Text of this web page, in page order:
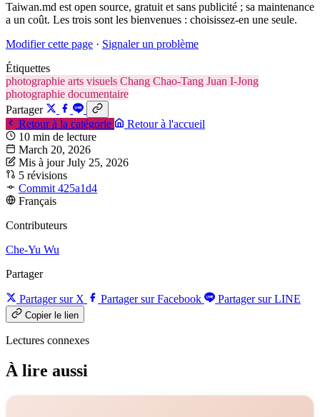
Taiwan.md est open source, gratuit et sans publicité ; sa maintenance
a un coût. Les trois sont les bienvenues : choisissez-en une seule.
Modifier cette page · Signaler un problème
Étiquettes
photographie arts visuels Chang Chao-Tang Juan I-Jong
photographie documentaire
Partager
Retour à la catégorie
Retour à l'accueil
10 min de lecture
March 20, 2026
Mis à jour July 25, 2026
5 révisions
Commit 425a1d4
Français
Contributeurs
Che-Yu Wu
Partager
Partager sur X Partager sur Facebook Partager sur LINE
Copier le lien
Lectures connexes
À lire aussi